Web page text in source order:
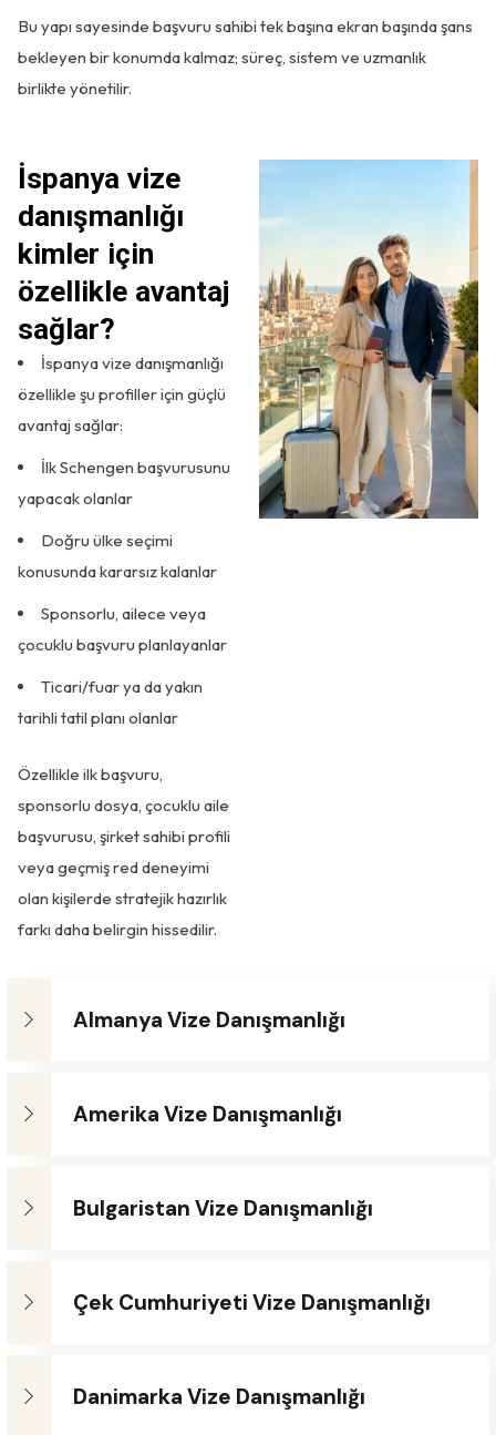
Bu yapı sayesinde başvuru sahibi tek başına ekran başında şans
bekleyen bir konumda kalmaz; süreç, sistem ve uzmanlık
birlikte yönetilir.
İspanya vize
danışmanlığı
kimler için
özellikle avantaj
sağlar?
İspanya vize danışmanlığı
özellikle şu profiller için güçlü
avantaj sağlar:
İlk Schengen başvurusunu
yapacak olanlar
Doğru ülke seçimi
konusunda kararsız kalanlar
Sponsorlu, ailece veya
çocuklu başvuru planlayanlar
Ticari/fuar ya da yakın
tarihli tatil planı olanlar
Özellikle ilk başvuru,
sponsorlu dosya, çocuklu aile
başvurusu, şirket sahibi profili
veya geçmiş red deneyimi
olan kişilerde stratejik hazırlık
farkı daha belirgin hissedilir.
Almanya Vize Danışmanlığı
Amerika Vize Danışmanlığı
Bulgaristan Vize Danışmanlığı
Çek Cumhuriyeti Vize Danışmanlığı
Danimarka Vize Danışmanlığı